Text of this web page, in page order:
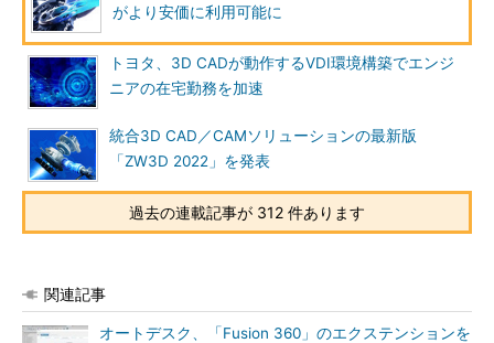
がより安価に利用可能に
トヨタ、3D CADが動作するVDI環境構築でエンジ
ニアの在宅勤務を加速
統合3D CAD／CAMソリューションの最新版
「ZW3D 2022」を発表
過去の連載記事が 312 件あります
関連記事
オートデスク、「Fusion 360」のエクステンションを